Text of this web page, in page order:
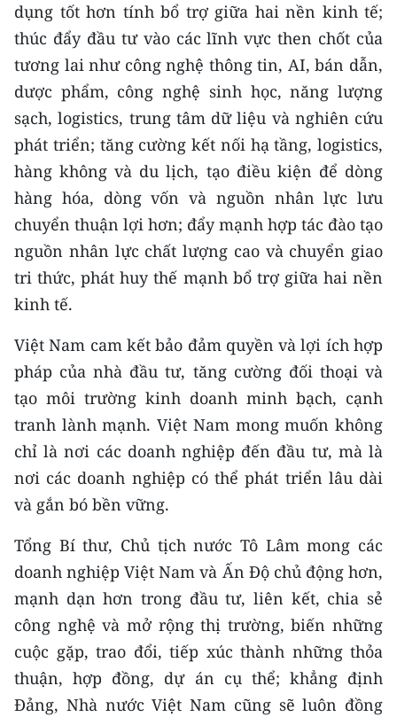
dụng tốt hơn tính bổ trợ giữa hai nền kinh tế;
thúc đẩy đầu tư vào các lĩnh vực then chốt của
tương lai như công nghệ thông tin, AI, bán dẫn,
dược phẩm, công nghệ sinh học, năng lượng
sạch, logistics, trung tâm dữ liệu và nghiên cứu
phát triển; tăng cường kết nối hạ tầng, logistics,
hàng không và du lịch, tạo điều kiện để dòng
hàng hóa, dòng vốn và nguồn nhân lực lưu
chuyển thuận lợi hơn; đẩy mạnh hợp tác đào tạo
nguồn nhân lực chất lượng cao và chuyển giao
tri thức, phát huy thế mạnh bổ trợ giữa hai nền
kinh tế.
Việt Nam cam kết bảo đảm quyền và lợi ích hợp
pháp của nhà đầu tư, tăng cường đối thoại và
tạo môi trường kinh doanh minh bạch, cạnh
tranh lành mạnh. Việt Nam mong muốn không
chỉ là nơi các doanh nghiệp đến đầu tư, mà là
nơi các doanh nghiệp có thể phát triển lâu dài
và gắn bó bền vững.
Tổng Bí thư, Chủ tịch nước Tô Lâm mong các
doanh nghiệp Việt Nam và Ấn Độ chủ động hơn,
mạnh dạn hơn trong đầu tư, liên kết, chia sẻ
công nghệ và mở rộng thị trường, biến những
cuộc gặp, trao đổi, tiếp xúc thành những thỏa
thuận, hợp đồng, dự án cụ thể; khẳng định
Đảng, Nhà nước Việt Nam cũng sẽ luôn đồng